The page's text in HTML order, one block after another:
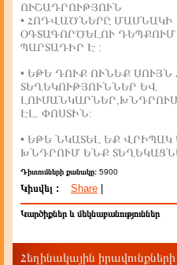
ՈՒՇԱԴՐՈՒԹՅՈՒՆ
• ՀՈԴՎԱԾՆԵՐԸ ՄԱՍՆԱԿԻ
ՕԳՏԱԳՈՐԾԵԼՈՒ ԴԵՊՔՈՒՄ
ՊԱՐՏԱԴԻՐ Է :
• ԵԹԵ ԴՈՒՔ ՈՒՆԵՔ
ՏԵՂԵԿՈՒԹՅՈՒՆՆԵՐ ԵՎ
ԷԼ. ՓՈՍՏԻՆ:
• ԵԹԵ ՆԿԱՏԵԼ ԵՔ
ԽՆԴՐՈՒՄ ԵՆՔ
Դիտումների քանակը: 5900
Կիսվել : Share
Կարծիքներ և մեկնաբանություններ
Հեղինակային